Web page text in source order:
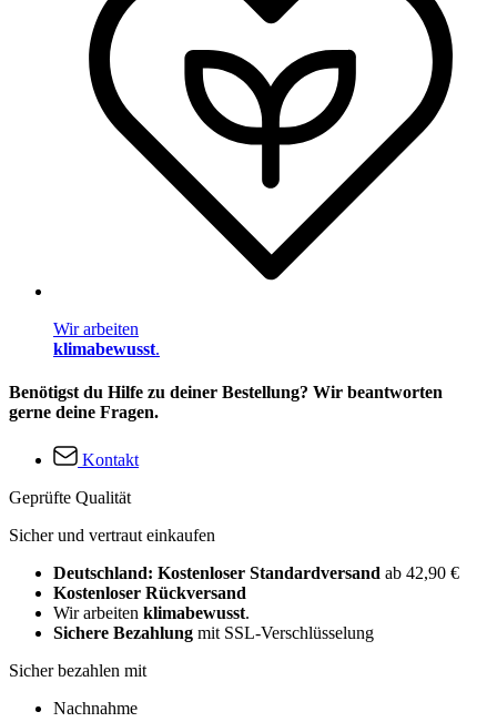
Wir arbeiten
klimabewusst.
Benötigst du Hilfe zu deiner Bestellung? Wir beantworten
gerne deine Fragen.
Kontakt
Geprüfte Qualität
Sicher und vertraut einkaufen
Deutschland: Kostenloser Standardversand ab 42,90 €
Kostenloser Rückversand
Wir arbeiten klimabewusst.
Sichere Bezahlung mit SSL-Verschlüsselung
Sicher bezahlen mit
Nachnahme